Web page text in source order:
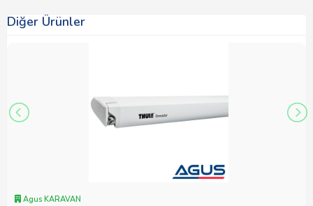
Diğer Ürünler
Agus KARAVAN